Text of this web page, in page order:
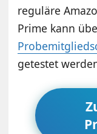
reguläre
Prime kann
getestet